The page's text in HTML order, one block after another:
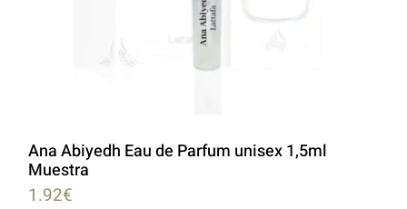
Ana Abiyedh Eau de Parfum unisex 1,5ml
Muestra
1.92€